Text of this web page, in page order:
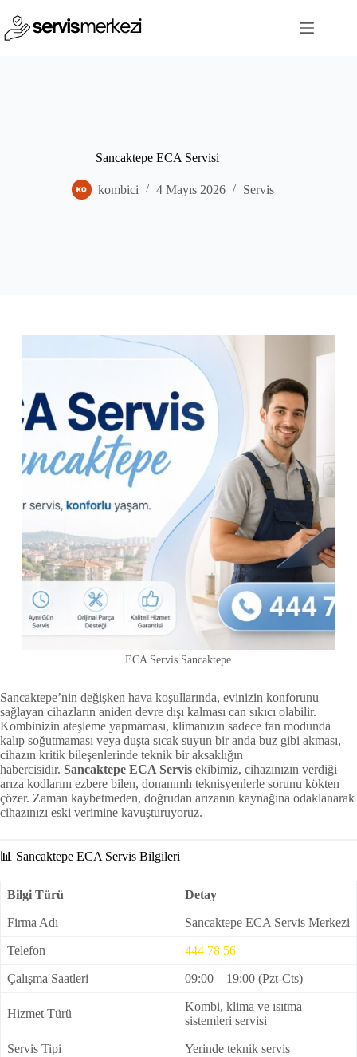
content
Sancaktepe ECA Servisi
kombici 4 Mayıs 2026 Servis
ECA Servis Sancaktepe
Sancaktepe’nin değişken hava koşullarında, evinizin konforunu
sağlayan cihazların aniden devre dışı kalması can sıkıcı olabilir.
Kombinizin ateşleme yapmaması, klimanızın sadece fan modunda
kalıp soğutmaması veya duşta sıcak suyun bir anda buz gibi akması,
cihazın kritik bileşenlerinde teknik bir aksaklığın
habercisidir. Sancaktepe ECA Servis ekibimiz, cihazınızın verdiği
arıza kodlarını ezbere bilen, donanımlı teknisyenlerle sorunu kökten
çözer. Zaman kaybetmeden, doğrudan arızanın kaynağına odaklanarak
cihazınızı eski verimine kavuşturuyoruz.
📊 Sancaktepe ECA Servis Bilgileri
Bilgi Türü Detay
Firma Adı Sancaktepe ECA Servis Merkezi
Telefon 444 78 56
Çalışma Saatleri 09:00 – 19:00 (Pzt-Cts)
Hizmet Türü
Kombi, klima ve ısıtma
sistemleri servisi
Servis Tipi Yerinde teknik servis